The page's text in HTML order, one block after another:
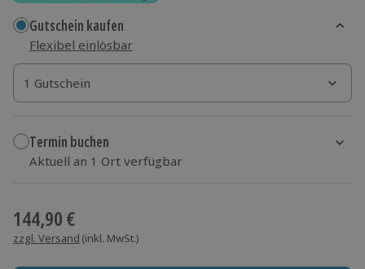
Gutschein kaufen
Flexibel einlösbar
1 Gutschein
1 Gutschein
1 Gutschein
Termin buchen
Aktuell an 1 Ort verfügbar
144,90 €
zzgl. Versand (inkl. MwSt.)